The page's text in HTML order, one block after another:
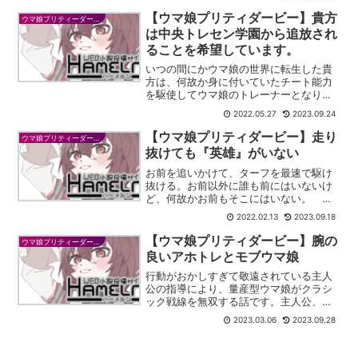
【ウマ娘プリティダービー】貴方
は中央トレセン学園から追放され
ることを希望しています。
いつの間にかウマ娘の世界に転生した貴
方は、何故か身に付いていたチート能力
を駆使してウマ娘のトレーナーとなり大
金を得て好き勝手に生きることを思い付
きます。そして、いざトレーナーの資格
を獲得し、これから中央トレセン学園で
面接が始まるというタイミ...
2022.05.27 2023.09.24
ウマ娘プリティーダービー
【ウマ娘プリティダービー】走り
抜けても『英雄』がいない
お前を追いかけて、ターフを最速で駆け
抜ける。お前以外に誰も前にはいないけ
ど、何故かお前もそこにはいない。 な
あ、『英雄』。教えてくれよ。奇跡に一
番近い馬がお前なら、お前に一番近い馬
だった俺は、一体何なんだ？ ──ディー
プインパクトに成り代わ...
2022.02.13 2023.09.18
【ウマ娘プリティダービー】腕の
良いアホトレとモブウマ娘
行動がおかしすぎて敬遠されている主人
公の指導により、量産型ウマ娘がクラシ
ック戦線を無双する話です。主人公、ウ
マ娘両視点ともに淫夢語録が多く注意が
必要です。ギャグ調のトレーナー無双が
2023.03.06 2023.09.28